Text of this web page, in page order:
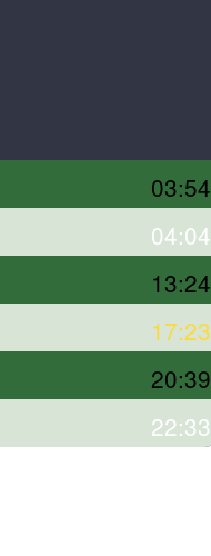
03:54
04:04
13:24
17:23
20:39
22:33